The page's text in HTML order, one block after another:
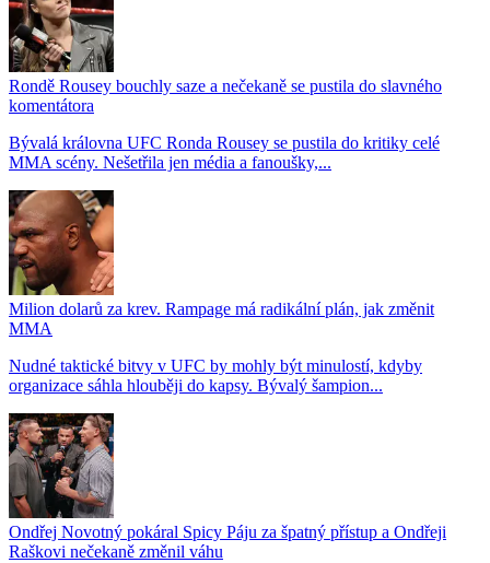
Rondě Rousey bouchly saze a nečekaně se pustila do slavného
komentátora
Bývalá královna UFC Ronda Rousey se pustila do kritiky celé
MMA scény. Nešetřila jen média a fanoušky,...
Milion dolarů za krev. Rampage má radikální plán, jak změnit
MMA
Nudné taktické bitvy v UFC by mohly být minulostí, kdyby
organizace sáhla hlouběji do kapsy. Bývalý šampion...
Ondřej Novotný pokáral Spicy Páju za špatný přístup a Ondřeji
Raškovi nečekaně změnil váhu